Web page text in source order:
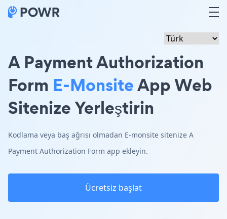
A Payment Authorization
Form E-MonsiteApp Web
Sitenize Yerleştirin
Kodlama veya baş ağrısı olmadan E-monsite sitenize A
Payment Authorization Form app ekleyin.
Ücretsiz başlat